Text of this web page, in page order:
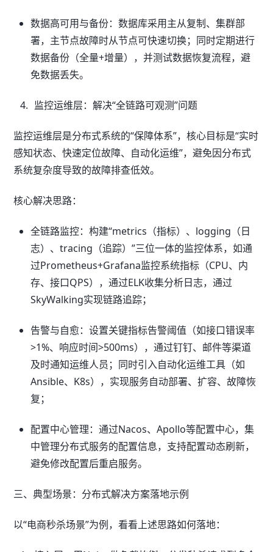
数据高可用与备份：数据库采用主从复制、集群部
署，主节点故障时从节点可快速切换；同时定期进行
数据备份（全量+增量），并测试数据恢复流程，避
免数据丢失。
监控运维层：解决“全链路可观测”问题
监控运维层是分布式系统的“保障体系”，核心目标是“实时
感知状态、快速定位故障、自动化运维”，避免因分布式
系统复杂度导致的故障排查低效。
核心解决思路：
全链路监控：构建“metrics（指标）、logging（日
志）、tracing（追踪）”三位一体的监控体系，如通
过Prometheus+Grafana监控系统指标（CPU、内
存、接口QPS），通过ELK收集分析日志，通过
SkyWalking实现链路追踪；
告警与自愈：设置关键指标告警阈值（如接口错误率
>1%、响应时间>500ms），通过钉钉、邮件等渠道
及时通知运维人员；同时引入自动化运维工具（如
Ansible、K8s），实现服务自动部署、扩容、故障恢
复；
配置中心管理：通过Nacos、Apollo等配置中心，集
中管理分布式服务的配置信息，支持配置动态刷新，
避免修改配置后重启服务。
三、典型场景：分布式解决方案落地示例
以“电商秒杀场景”为例，看看上述思路如何落地：